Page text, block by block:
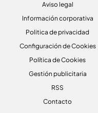
Aviso legal
Información corporativa
Politica de privacidad
Configuración de Cookies
Política de Cookies
Gestión publicitaria
RSS
Contacto